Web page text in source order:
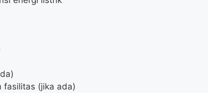
fasilitas (jika ada)